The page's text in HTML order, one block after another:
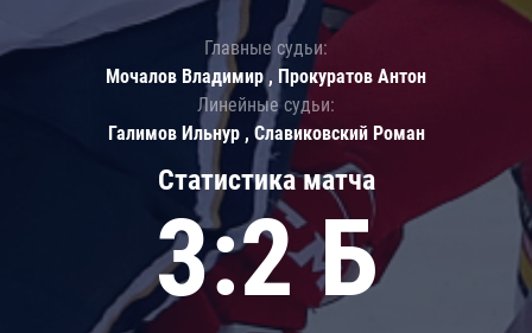
Статистика матча
3:2 Б
Главные судьи:
Мочалов Владимир , Прокуратов Антон
Линейные судьи:
Галимов Ильнур , Славиковский Роман